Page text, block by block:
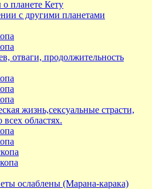
планете Кету
с другими планетами
отваги, продолжительность
жизнь,сексуальные страсти,
всех областях.
ослаблены (Марана-карака)